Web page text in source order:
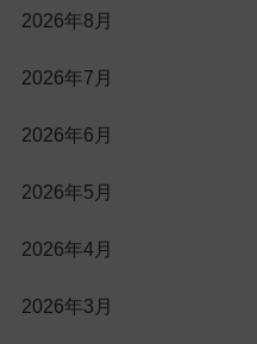
2026年8月
2026年7月
2026年6月
2026年5月
2026年4月
2026年3月